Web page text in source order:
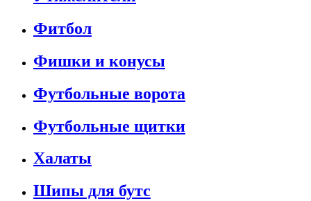
Фитбол
Фишки и конусы
Футбольные ворота
Футбольные щитки
Халаты
Шипы для бутс